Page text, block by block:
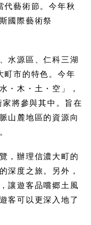
代藝術節。今年秋
國際藝術祭
水源區、仁科三湖
町市的特色。今年
・木・土・空」，
將參與其中。旨在
山麓地區的資源向
，辦理信濃大町的
深度之旅。另外，
讓遊客品嚐郷土風
客可以更深入地了